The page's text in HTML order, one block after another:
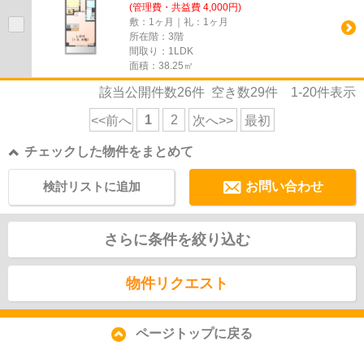
(管理費・共益費 4,000円)
敷：1ヶ月｜礼：1ヶ月
所在階：3階
間取り：1LDK
面積：38.25㎡
該当公開件数26件 空き数29件 1-20件表示
<<前へ 1 2 次へ>> 最初
チェックした物件をまとめて
お問い合わせ
検討リストに追加
さらに条件を絞り込む
物件リクエスト
ページトップに戻る